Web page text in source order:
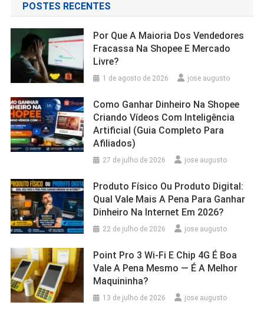
POSTES RECENTES
Por Que A Maioria Dos Vendedores
Fracassa Na Shopee E Mercado
Livre?
1 de agosto de 2026 jose augusto
Como Ganhar Dinheiro Na Shopee
Criando Vídeos Com Inteligência
Artificial (Guia Completo Para
Afiliados)
27 de julho de 2026 jose augusto
Produto Físico Ou Produto Digital:
Qual Vale Mais A Pena Para Ganhar
Dinheiro Na Internet Em 2026?
22 de julho de 2026 jose augusto
Point Pro 3 Wi‑Fi E Chip 4G É Boa
Vale A Pena Mesmo — É A Melhor
Maquininha?
13 de julho de 2026 jose augusto